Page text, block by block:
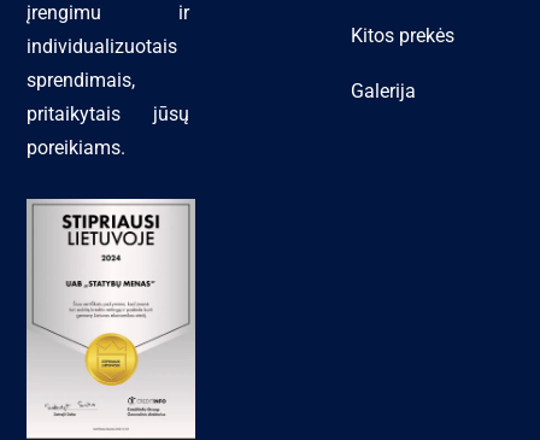
įrengimu ir
individualizuotais
sprendimais,
pritaikytais jūsų
poreikiams.
Kitos prekės
Galerija